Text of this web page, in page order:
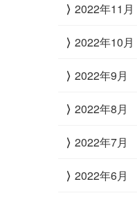
2022年11月
2022年10月
2022年9月
2022年8月
2022年7月
2022年6月